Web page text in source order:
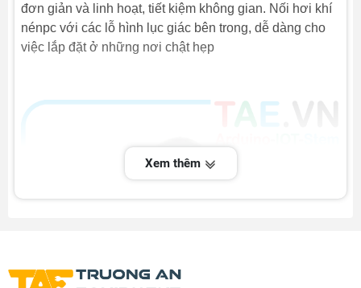
đơn giản và linh hoạt, tiết kiệm không gian. Nối hơi khí
nénpc với các lỗ hình lục giác bên trong, dễ dàng cho
việc lắp đặt ở những nơi chật hẹp
Xem thêm